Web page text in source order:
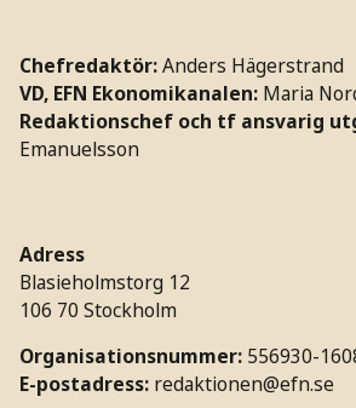
Chefredaktör:Anders Hägerstrand
VD, EFN Ekonomikanalen: Maria
Redaktionschef och tf ansvarig
Emanuelsson
Adress
Blasieholmstorg 12
106 70 Stockholm
Organisationsnummer: 556930-
E-postadress: redaktionen@efn.se